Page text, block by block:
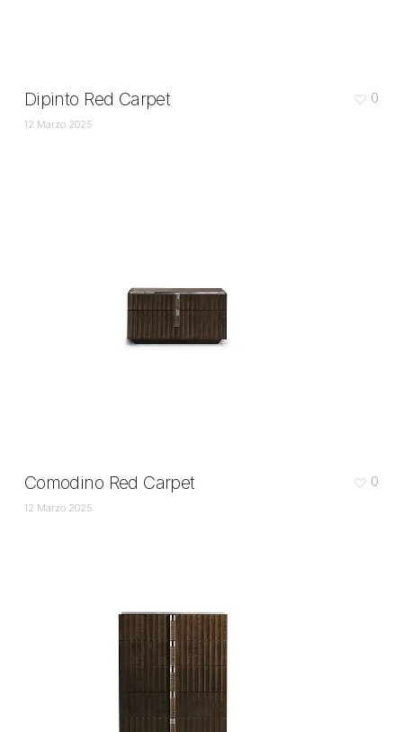
Dipinto Red Carpet
12 Marzo 2025
0
Comodino Red Carpet
12 Marzo 2025
0